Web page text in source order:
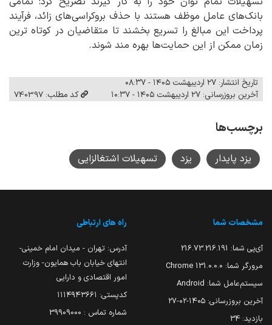
بانک‌های عامل موظف هستند با حذف بروکراسی‌های زائد، فرآیند
پرداخت این مبالغ را تسریع بخشند تا متقاضیان در کوتاه‌ ترین
زمان ممکن از این حمایت‌ها بهره ‌مند شوند.
تاریخ انتشار: ۲۷ اردیبهشت ۱۴۰۵ - ۰۸:۳۷
آخرین بروزرسانی: ۲۷ اردیبهشت ۱۴۰۵ - ۱۰:۳۷
کد مطلب: 740397
برچسب‌ها
یزد پایدار یزد تسهیلات اشتغالزایی
مشخصات شما
آی‌پی شما: 216.73.216.191
مرورگر شما: 131.0.0.0 Chrome
سیستم‌عامل شما: Android
آخرین بروزرسانی: ۱۴۰۵-۰۲-۲۷
بازدید: 34
راه های ارتباطی
آدرس: تهران - میدان امام خمینی-
انتهای خیابان باب همایون- وزارت
امور اقتصادی و دارایی
کدپستی: ۱۱۱۴۹۴۳۶۶۱
شماره تماس : 39909000